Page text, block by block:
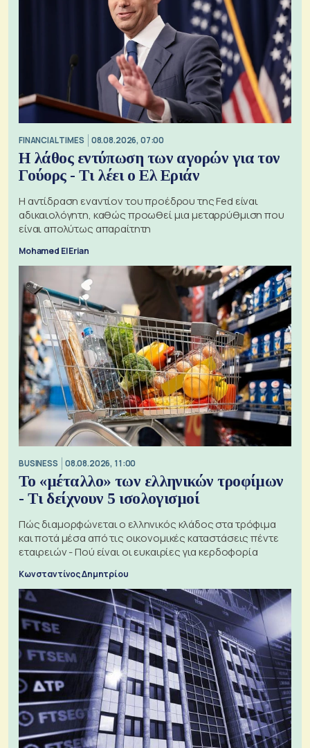
FINANCIAL TIMES 08.08.2026, 07:00
Η λάθος εντύπωση των αγορών για τον
Γούορς - Τι λέει ο Ελ Εριάν
Η αντίδραση εναντίον του προέδρου της Fed είναι
αδικαιολόγητη, καθώς προωθεί μια μεταρρύθμιση που
είναι απολύτως απαραίτητη
Mohamed El Erian
BUSINESS 08.08.2026, 11:00
Το «μέταλλο» των ελληνικών τροφίμων
- Τι δείχνουν 5 ισολογισμοί
Πώς διαμορφώνεται ο ελληνικός κλάδος στα τρόφιμα
και ποτά μέσα από τις οικονομικές καταστάσεις πέντε
εταιρειών - Πού είναι οι ευκαιρίες για κερδοφορία
Κωνσταντίνος Δημητρίου